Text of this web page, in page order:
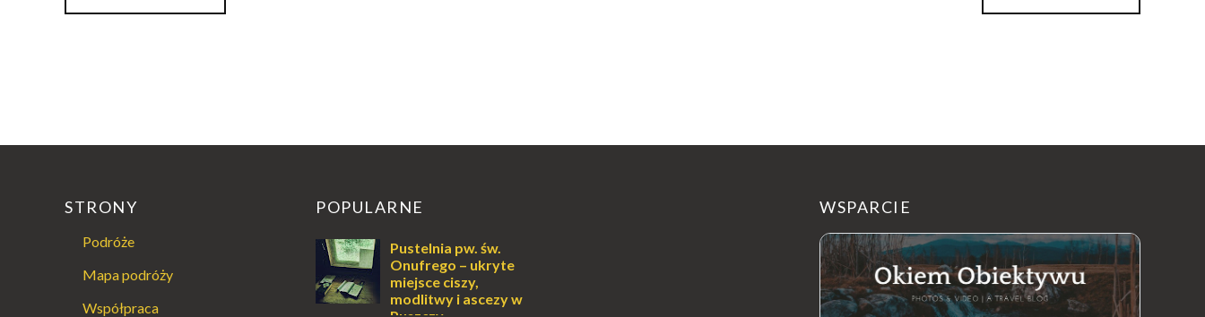
STRONY
Podróże
Mapa podróży
Współpraca
POPULARNE
Pustelnia pw. św.
Onufrego – ukryte
miejsce ciszy,
modlitwy i ascezy w
WSPARCIE